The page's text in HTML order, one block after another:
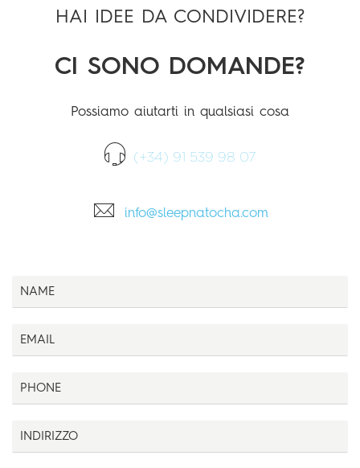
HAI IDEE DA CONDIVIDERE?
CI SONO DOMANDE?
Possiamo aiutarti in qualsiasi cosa
(+34) 91 539 98 07
info@sleepnatocha.com